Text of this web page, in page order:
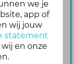
je
de
we je
app of
wij jouw
statement
en onze